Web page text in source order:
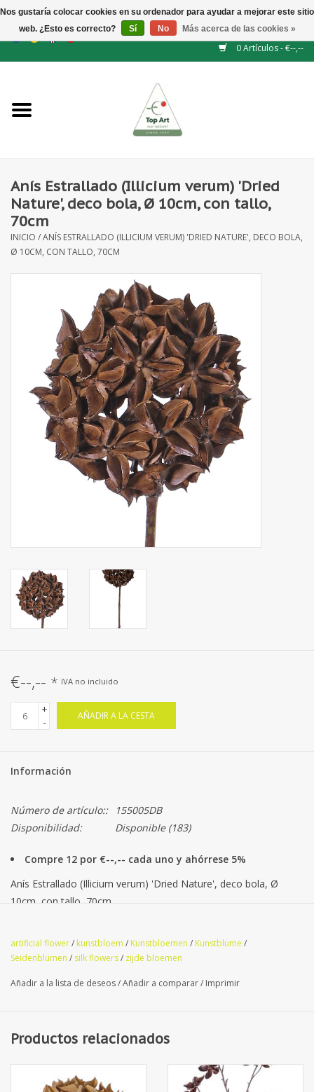
GBP/CHF /BGN/
0 Artículos - €--,--
NUEVO
Flores artificiales
plantas artificiales
Rama de hojas / bayas
Fruta artificial
decoración
Coronas de flores
Anís Estrallado (Illicium verum) 'Dried
Nature', deco bola, Ø 10cm, con tallo,
70cm
INICIO /ANÍS ESTRALLADO (ILLICIUM VERUM) 'DRIED NATURE', DECO BOLA,
Ø 10CM, CON TALLO, 70CM
€--,-- * IVA no incluido
+
-
AÑADIR A LA CESTA
Información
Número de artículo::
155005DB
Disponibilidad:
Disponible(183)
Compre 12 por €--,-- cada uno y ahórrese 5%
Anís Estrallado (Illicium verum) 'Dried Nature', deco bola, Ø
10cm, con tallo, 70cm
artificial flower/ kunstbloem / Kunstbloemen / Kunstblume /
Seidenblumen / silk flowers/ zijde bloemen
Añadir a la lista de deseos/Añadir a comparar/ Imprimir
Productos relacionados
Nos gustaría colocar cookies en su ordenador para ayudar a mejorar este sitio
web. ¿Esto es correcto?
Sí No Más acerca de las cookies »